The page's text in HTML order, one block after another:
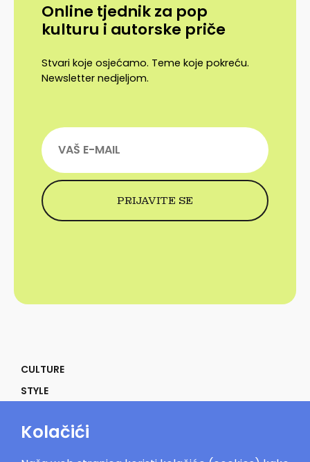
Online tjednik za pop
kulturu i autorske priče
Stvari koje osjećamo. Teme koje pokreću.
Newsletter nedjeljom.
CULTURE
STYLE
POWER
Kolačići